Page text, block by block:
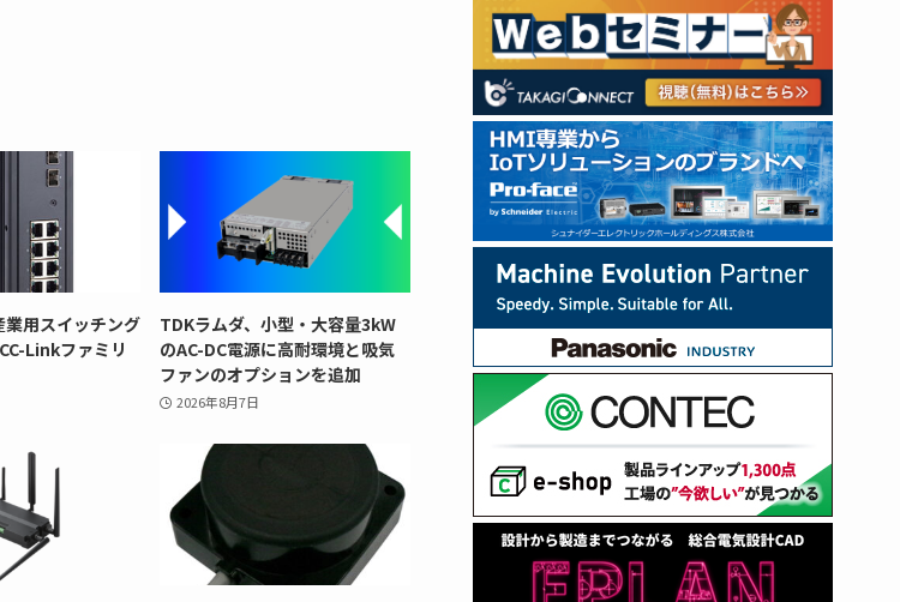
業用スイッチング
Linkファミリ
TDKラムダ、小型・大容量3kW
のAC-DC電源に高耐環境と吸気
ファンのオプションを追加
2026年8月7日